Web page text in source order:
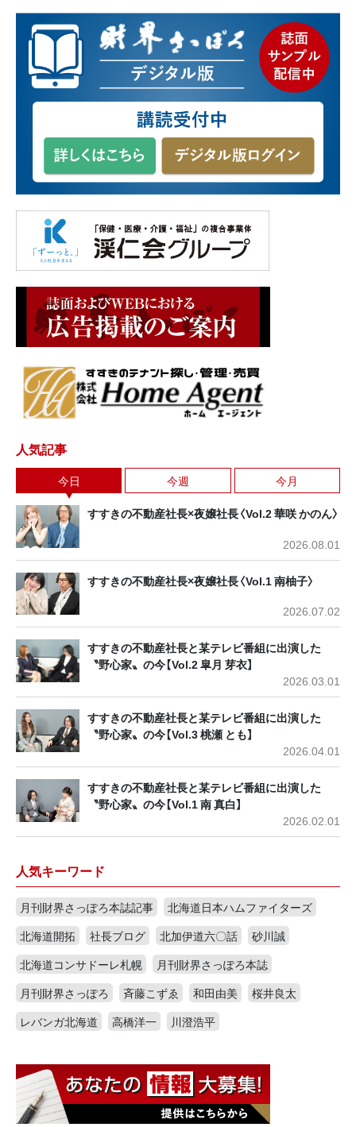
人気記事
今日 今週 今月
すすきの不動産社長×夜嬢社長〈Vol.2 華咲 かのん〉
2026.08.01
すすきの不動産社長×夜嬢社長〈Vol.1 南柚子〉
2026.07.02
すすきの不動産社長と某テレビ番組に出演した
〝野心家〟の今【Vol.2 皐月 芽衣】
2026.03.01
すすきの不動産社長と某テレビ番組に出演した
〝野心家〟の今【Vol.3 桃瀬 とも】
2026.04.01
すすきの不動産社長と某テレビ番組に出演した
〝野心家〟の今【Vol.1 南 真白】
2026.02.01
人気キーワード
月刊財界さっぽろ本誌記事
北海道日本ハムファイターズ
北海道開拓
社長ブログ 北加伊道六〇話
砂川誠
北海道コンサドーレ札幌
月刊財界さっぽろ本誌
月刊財界さっぽろ
斉藤こずゑ 和田由美
桜井良太
レバンガ北海道
高橋洋一 川澄浩平